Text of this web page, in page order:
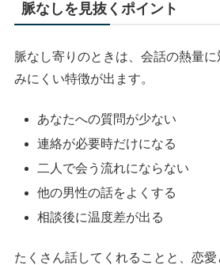
脈なしを見抜くポイント
脈なし寄りのときは、会話の熱量
みにくい特徴が出ます。
あなたへの質問が少ない
連絡が必要時だけになる
二人で会う流れにならない
他の男性の話をよくする
相談後に温度差が出る
たくさん話してくれることと、恋